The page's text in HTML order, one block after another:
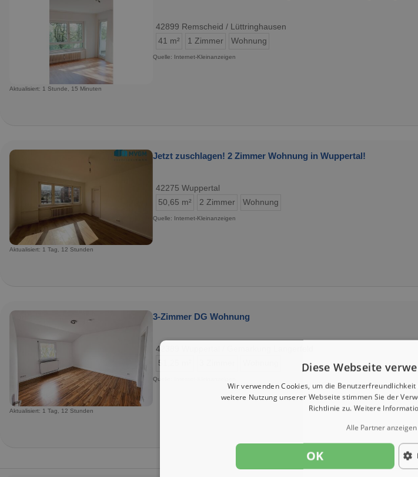
42899 Remscheid / Lüttringhausen
41 m²
1 Zimmer Wohnung
Quelle: Internet-Kleinanzeigen
Aktualisiert: 1 Stunde, 15 Minuten
Jetzt zuschlagen! 2 Zimmer Wohnung in Wuppertal!
42275 Wuppertal
50,65 m²
2 Zimmer Wohnung
Quelle: Internet-Kleinanzeigen
Aktualisiert: 1 Tag, 12 Stunden
3-Zimmer DG Wohnung
42389 Wuppertal / Gemarkung Langerfeld
51,25 m²
Quelle: Internet-Kleinanzeigen
Aktualisiert: 1 Tag, 12 Stunden
Diese Webseite
Wir verwenden Cookies, um die
weitere Nutzung unserer Webseite stimmen Sie der
Richtlinie zu. Weitere
Alle Partner anzeigen
OK